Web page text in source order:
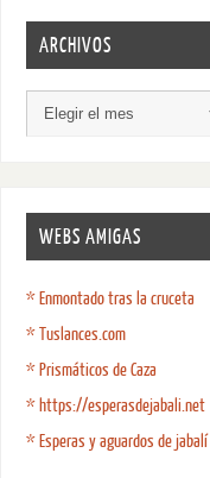
ARCHIVOS
WEBS AMIGAS
* Enmontado tras la cruceta
* Tuslances.com
* Prismáticos de Caza
* https://esperasdejabali.net
* Esperas y aguardos de jabalí